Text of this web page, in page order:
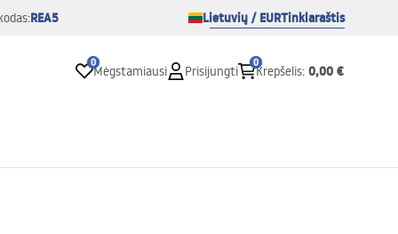
REA5 Lietuvių / EURTinklaraštis
0
Mėgstamiausi Prisijungti
0
Krepšelis: 0,00 €